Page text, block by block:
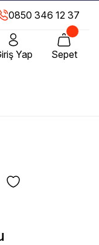
0850 346 12 37
Yap Sepet